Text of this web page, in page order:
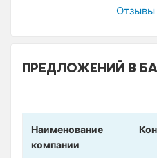
Отзывы
ПРЕДЛОЖЕНИЙ В
Наименование
компании